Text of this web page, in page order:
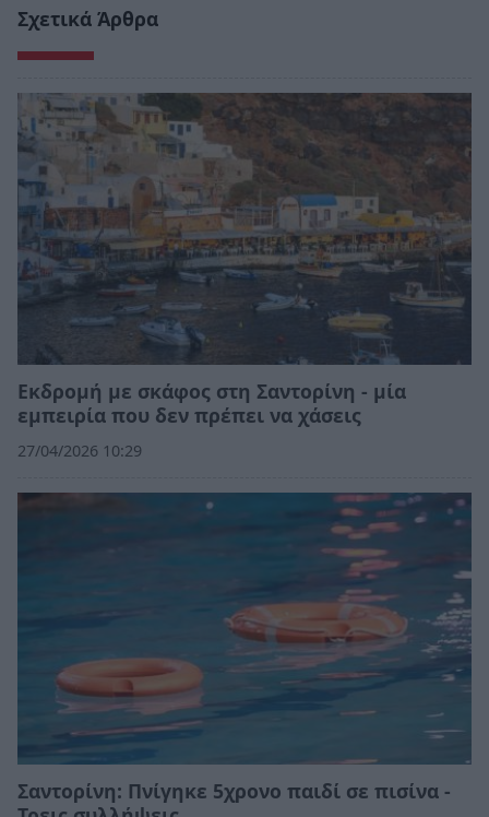
Σχετικά Άρθρα
Εκδρομή με σκάφος στη Σαντορίνη - μία
εμπειρία που δεν πρέπει να χάσεις
27/04/2026 10:29
Σαντορίνη: Πνίγηκε 5χρονο παιδί σε πισίνα -